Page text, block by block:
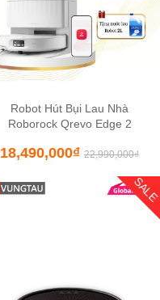
Robot Hút Bụi Lau Nhà
Roborock Qrevo Edge 2
18,490,000₫ 22,990,000₫
SALE